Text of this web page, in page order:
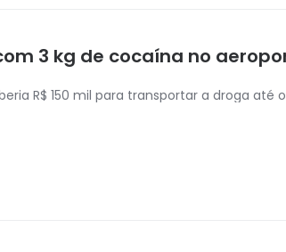
3 kg de cocaína no
R$ 150 mil para transportar a droga até